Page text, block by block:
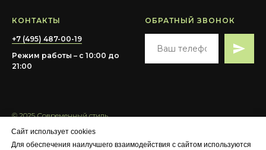
Сайт использует cookies
Для обеспечения наилучшего взаимодействия с сайтом используются
КОНТАКТЫ
+7 (495) 487-00-19
Режим работы – с 10:00 до
21:00
ОБРАТНЫЙ ЗВОНОК
© 2025 Современный стиль